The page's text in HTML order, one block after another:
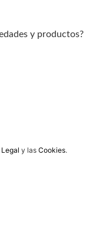
y productos?
y las Cookies.